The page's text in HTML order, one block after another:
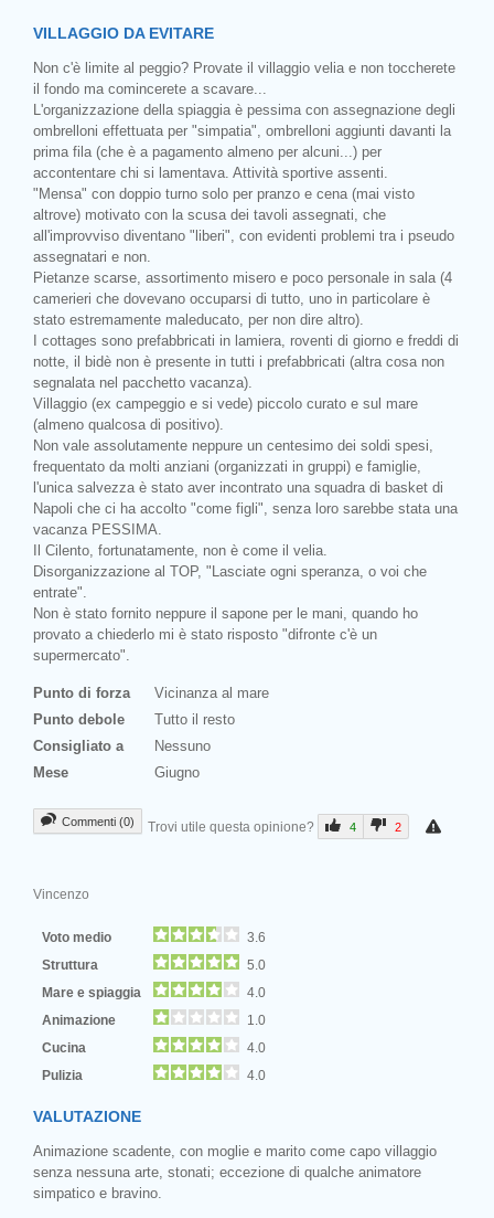
VILLAGGIO DA EVITARE
Non c'è limite al peggio? Provate il villaggio velia e non toccherete
il fondo ma comincerete a scavare...
L'organizzazione della spiaggia è pessima con assegnazione degli
ombrelloni effettuata per "simpatia", ombrelloni aggiunti davanti la
prima fila (che è a pagamento almeno per alcuni...) per
accontentare chi si lamentava. Attività sportive assenti.
"Mensa" con doppio turno solo per pranzo e cena (mai visto
altrove) motivato con la scusa dei tavoli assegnati, che
all'improvviso diventano "liberi", con evidenti problemi tra i pseudo
assegnatari e non.
Pietanze scarse, assortimento misero e poco personale in sala (4
camerieri che dovevano occuparsi di tutto, uno in particolare è
stato estremamente maleducato, per non dire altro).
I cottages sono prefabbricati in lamiera, roventi di giorno e freddi di
notte, il bidè non è presente in tutti i prefabbricati (altra cosa non
segnalata nel pacchetto vacanza).
Villaggio (ex campeggio e si vede) piccolo curato e sul mare
(almeno qualcosa di positivo).
Non vale assolutamente neppure un centesimo dei soldi spesi,
frequentato da molti anziani (organizzati in gruppi) e famiglie,
l'unica salvezza è stato aver incontrato una squadra di basket di
Napoli che ci ha accolto "come figli", senza loro sarebbe stata una
vacanza PESSIMA.
Il Cilento, fortunatamente, non è come il velia.
Disorganizzazione al TOP, "Lasciate ogni speranza, o voi che
entrate".
Non è stato fornito neppure il sapone per le mani, quando ho
provato a chiederlo mi è stato risposto "difronte c'è un
supermercato".
Punto di forza
Vicinanza al mare
Punto debole
Tutto il resto
Consigliato a
Nessuno
Mese
Giugno
Commenti (0) Trovi utile questa opinione? 4 2
Vincenzo
Voto medio
3.6
Struttura
5.0
Mare e spiaggia
4.0
Animazione
1.0
Cucina
4.0
Pulizia
4.0
VALUTAZIONE
Animazione scadente, con moglie e marito come capo villaggio
senza nessuna arte, stonati; eccezione di qualche animatore
simpatico e bravino.